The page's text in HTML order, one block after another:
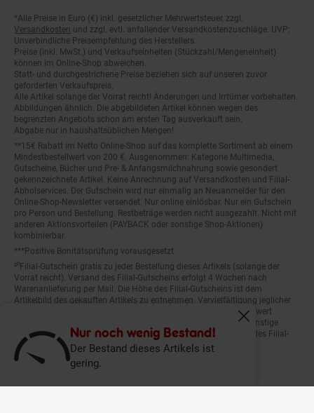
Nur noch wenig Bestand!
Der Bestand dieses Artikels ist
gering.
Fenster
Fußnoten
*Alle Preise in Euro (€) inkl. gesetzlicher Mehrwertsteuer, zzgl.
Versandkostenund zzgl. evtl. anfallender Versandkostenzuschläge. UVP:
Unverbindliche Preisempfehlung des Herstellers.
Preise (inkl. MwSt.) und Verkaufseinheiten (Stückzahl/Mengeneinheit)
können im Online-Shop abweichen.
Statt- und durchgestrichene Preise beziehen sich auf unseren zuvor
geforderten Verkaufspreis.
Alle Artikel solange der Vorrat reicht! Änderungen und Irrtümer vorbehalten.
Abbildungen ähnlich. Die abgebildeten Artikel können wegen des
begrenzten Angebots schon am ersten Tag ausverkauft sein.
Abgabe nur in haushaltsüblichen Mengen!
**15€ Rabatt im Netto Online-Shop auf das komplette Sortiment ab einem
Mindestbestellwert von 200 €. Ausgenommen: Kategorie Multimedia,
Gutscheine, Bücher und Pre- & Anfangsmilchnahrung sowie gesondert
gekennzeichnete Artikel. Keine Anrechnung auf Versandkosten und Filial-
Abholservices. Der Gutschein wird nur einmalig an Neuanmelder für den
Online-Shop-Newsletter versendet. Nur online einlösbar. Nur ein Gutschein
pro Person und Bestellung. Restbeträge werden nicht ausgezahlt. Nicht mit
anderen Aktionsvorteilen (PAYBACK oder sonstige Shop-Aktionen)
kombinierbar.
***Positive Bonitätsprüfung vorausgesetzt
²⁰Filial-Gutschein gratis zu jeder Bestellung dieses Artikels (solange der
Vorrat reicht). Versand des Filial-Gutscheins erfolgt 4 Wochen nach
Warenanlieferung per Mail. Die Höhe des Filial-Gutscheins ist dem
Artikelbild des gekauften Artikels zu entnehmen. Vervielfältigung jeglicher
Art nicht gestattet. Der Filial-Gutschein ist ohne Mindesteinkaufswert
einlösbar. Nicht mit anderen Aktionsvorteilen (PAYBACK oder sonstige
Shop-Aktionen) kombinierbar. Der jeweilige Gültigkeitszeitraum des Filial-
Gutscheins ist darauf vermerkt.